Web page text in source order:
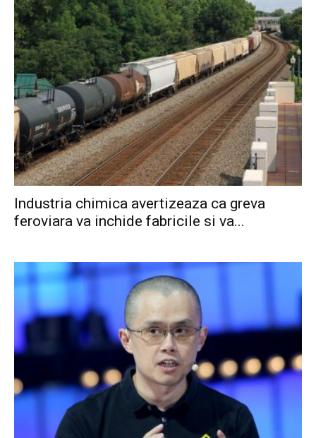
Industria chimica avertizeaza ca greva
feroviara va inchide fabricile si va...